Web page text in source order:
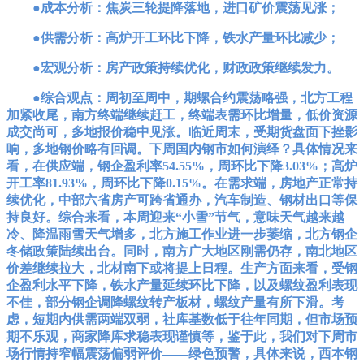
●成本分析：焦炭三轮提降落地，进口矿价震荡见涨；
●供需分析：高炉开工环比下降，铁水产量环比减少；
●宏观分析：房产政策持续优化，财政政策继续发力。
●综合观点：周初至周中，期螺合约震荡略强，北方工程
加紧收尾，南方终端继续赶工，终端表需环比增量，低价资源
成交尚可，多地报价稳中见涨。临近周末，受期货盘面下挫影
响，多地钢价略有回调。下周国内钢市如何演绎？具体情况来
看，在供应端，钢企盈利率54.55%，周环比下降3.03%；高炉
开工率81.93%，周环比下降0.15%。在需求端，房地产正常持
续优化，中部六省房产可跨省通办，汽车制造、钢材出口等保
持良好。综合来看，本周迎来“小雪”节气，意味天气越来越
冷、降温雨雪天气增多，北方施工作业进一步萎缩，北方钢企
冬储政策陆续出台。同时，南方广大地区刚需仍存，南北地区
价差继续拉大，北材南下或将提上日程。生产方面来看，受钢
企盈利水平下降，铁水产量延续环比下降，以及螺纹盈利表现
不佳，部分钢企调降螺纹转产板材，螺纹产量有所下滑。考
虑，短期内供需两端双弱，社库基数低于往年同期，但市场预
期不乐观，商家降库求稳表现谨慎等，鉴于此，我们对下周市
场行情持窄幅震荡偏弱评价——绿色预警，具体来说，西本钢